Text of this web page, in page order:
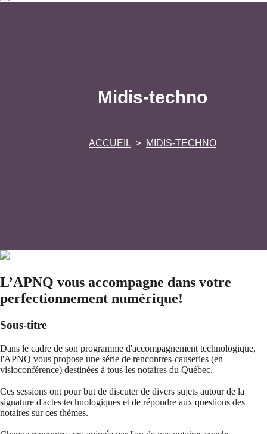
Midis-techno
ACCUEIL MIDIS-TECHNO
L’APNQ vous accompagne dans votre
perfectionnement numérique!
Sous-titre
Dans le cadre de son programme d'accompagnement technologique,
l'APNQ vous propose une série de rencontres-causeries (en
visioconférence) destinées à tous les notaires du Québec.
Ces sessions ont pour but de discuter de divers sujets autour de la
signature d'actes technologiques et de répondre aux questions des
notaires sur ces thèmes.